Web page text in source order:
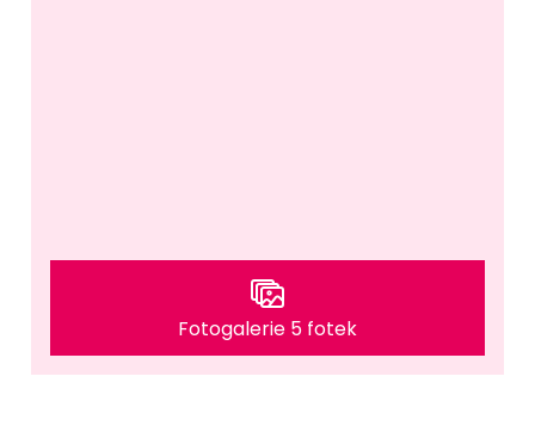
Fotogalerie 5 fotek